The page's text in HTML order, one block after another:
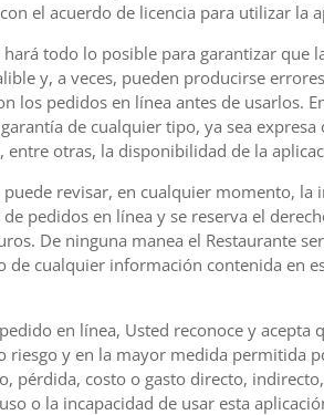
el acuerdo de licencia para utilizar la
hará todo lo posible para garantizar que
y, a veces, pueden producirse
los pedidos en línea antes de usarlos.
de cualquier tipo, ya sea
entre otras, la disponibilidad de la
puede revisar, en cualquier momento,
pedidos en línea y se reserva el
De ninguna manea el Restaurante
de cualquier información contenida en
en línea, Usted reconoce y
riesgo y en la mayor medida permitida
pérdida, costo o gasto directo,
o la incapacidad de usar esta